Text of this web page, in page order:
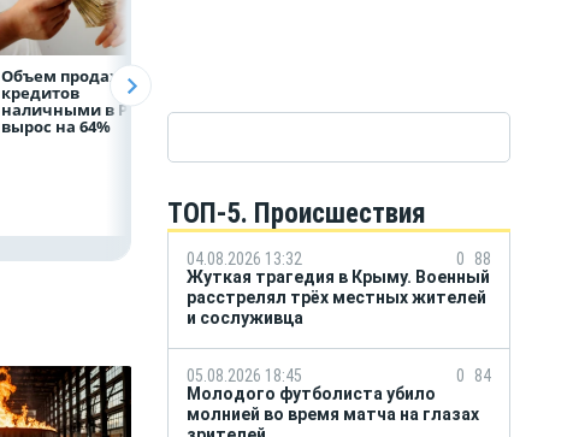
Объем продаж
кредитов
наличными в России
вырос на 64%
полугодии 2026 года на строительство
ТОП-5. Происшествия
04.08.2026 13:32 0
88
Жуткая трагедия в Крыму. Военный
расстрелял трёх местных жителей
и сослуживца
05.08.2026 18:45 0
84
Молодого футболиста убило
молнией во время матча на глазах